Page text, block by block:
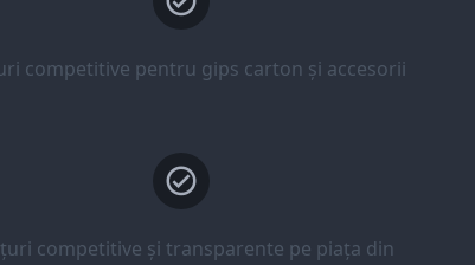
competitive pentru gips carton și accesorii
competitive și transparente pe piața din